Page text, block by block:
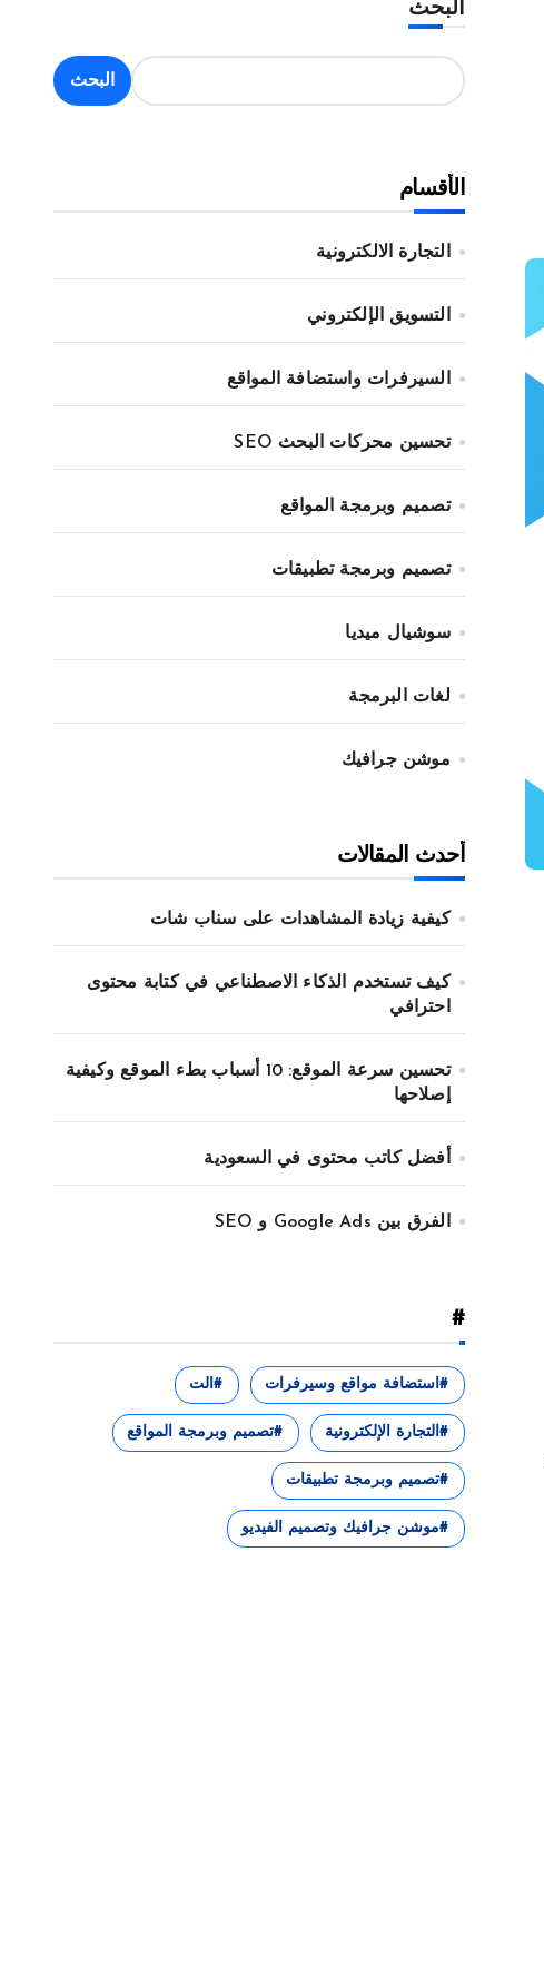
البحث
البحث
الأقسام
التجارة الالكترونية
التسويق الإلكتروني
السيرفرات واستضافة المواقع
تحسين محركات البحث SEO
تصميم وبرمجة المواقع
تصميم وبرمجة تطبيقات
سوشيال ميديا
لغات البرمجة
موشن جرافيك
أحدث المقالات
كيفية زيادة المشاهدات على سناب شات
كيف تستخدم الذكاء الاصطناعي في كتابة محتوى
احترافي
تحسين سرعة الموقع: 10 أسباب بطء الموقع وكيفية
إصلاحها
أفضل كاتب محتوى في السعودية
الفرق بين Google Ads و SEO
#
استضافة مواقع وسيرفرات الت
التجارة الإلكترونية تصميم وبرمجة المواقع
تصميم وبرمجة تطبيقات
موشن جرافيك وتصميم الفيديو